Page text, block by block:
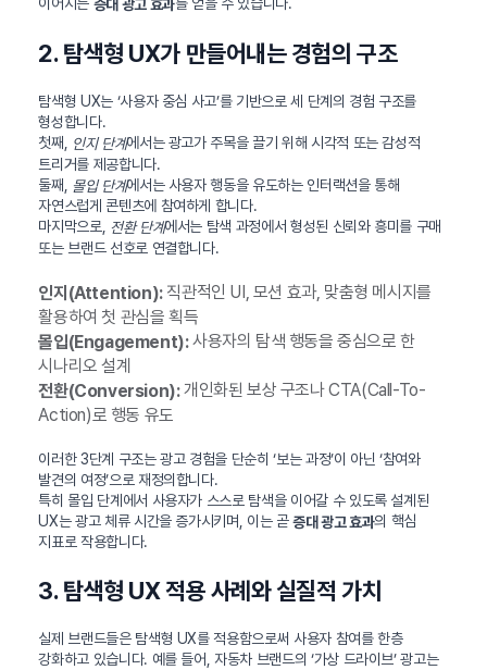
증대 광고 효과
2. 탐색형 UX가 만들어내는 경험의 구조
탐색형 UX는 ‘사용자 중심 사고’를 기반으로 세 단계의 경험 구조를
형성합니다.
첫째,
인지 단계에서는 광고가 주목을 끌기 위해 시각적 또는 감성적
트리거를 제공합니다.
둘째,
몰입 단계에서는 사용자 행동을 유도하는 인터랙션을 통해
자연스럽게 콘텐츠에 참여하게 합니다.
마지막으로, 전환 단계에서는 탐색 과정에서 형성된 신뢰와 흥미를 구매
또는 브랜드 선호로 연결합니다.
인지(Attention):직관적인 UI, 모션 효과, 맞춤형 메시지를
활용하여 첫 관심을 획득
몰입(Engagement):사용자의 탐색 행동을 중심으로 한
시나리오 설계
전환(Conversion):개인화된 보상 구조나 CTA(Call-To-
Action)로 행동 유도
이러한 3단계 구조는 광고 경험을 단순히 ‘보는 과정’이 아닌 ‘참여와
발견의 여정’으로 재정의합니다.
특히 몰입 단계에서 사용자가 스스로 탐색을 이어갈 수 있도록 설계된
UX는 광고 체류 시간을 증가시키며, 이는 곧증대 광고 효과의 핵심
지표로 작용합니다.
3. 탐색형 UX 적용 사례와 실질적 가치
실제 브랜드들은 탐색형 UX를 적용함으로써 사용자 참여를 한층
강화하고 있습니다. 예를 들어, 자동차 브랜드의 ‘가상 드라이브’ 광고는